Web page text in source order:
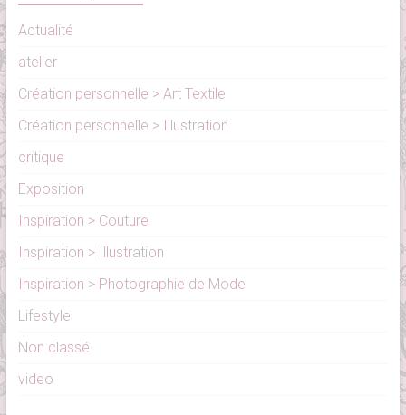
Actualité
atelier
Création personnelle > Art Textile
Création personnelle > Illustration
critique
Exposition
Inspiration > Couture
Inspiration > Illustration
Inspiration > Photographie de Mode
Lifestyle
Non classé
video